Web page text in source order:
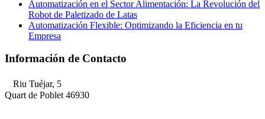
Automatización en el Sector Alimentación: La Revolución del
Robot de Paletizado de Latas
Automatización Flexible: Optimizando la Eficiencia en tu
Empresa
Información de Contacto
Riu Tuéjar, 5
Quart de Poblet 46930